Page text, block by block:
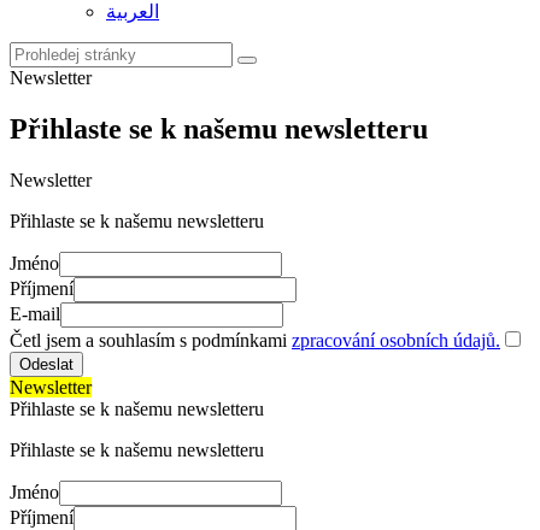
العربية
Newsletter
Přihlaste se k našemu newsletteru
Newsletter
Přihlaste se k našemu newsletteru
Jméno
Příjmení
E-mail
Četl jsem a souhlasím s podmínkami zpracování osobních údajů.
Odeslat
Newsletter
Přihlaste se k našemu newsletteru
Přihlaste se k našemu newsletteru
Jméno
Příjmení